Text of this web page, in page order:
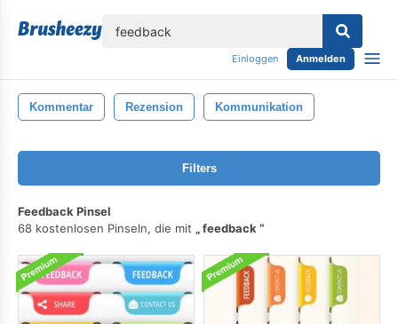
Einloggen Anmelden
Kommentar Rezension Kommunikation
Filters
Feedback Pinsel
68 kostenlosen Pinseln, die mit
feedback